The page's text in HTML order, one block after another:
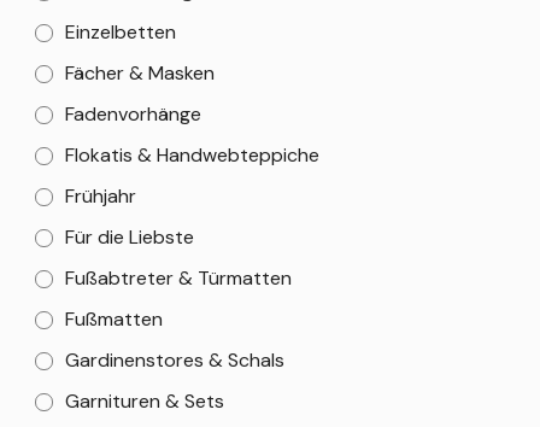
Einzelbetten
Fächer & Masken
Fadenvorhänge
Flokatis & Handwebteppiche
Frühjahr
Für die Liebste
Fußabtreter & Türmatten
Fußmatten
Gardinenstores & Schals
Garnituren & Sets